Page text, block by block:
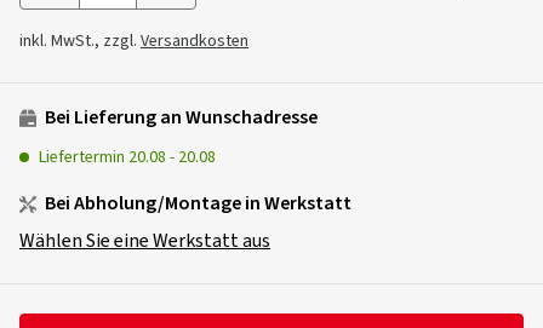
inkl. MwSt., zzgl. Versandkosten
Bei Lieferung an Wunschadresse
Liefertermin 20.08 - 20.08
Bei Abholung/Montage in Werkstatt
Wählen Sie eine Werkstatt aus